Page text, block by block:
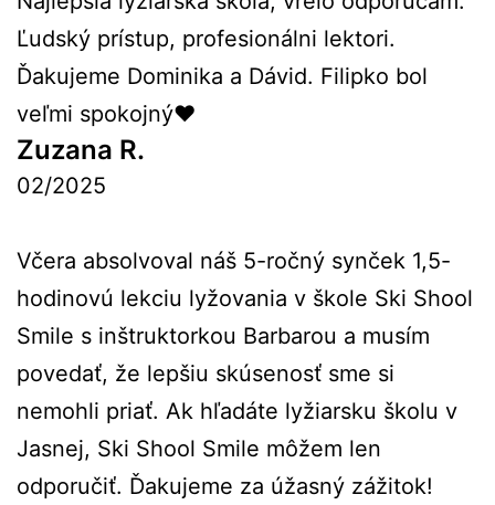
Ľudský prístup, profesionálni lektori.
Ďakujeme Dominika a Dávid. Filipko bol
veľmi spokojný❤️
Zuzana R.
02/2025
Včera absolvoval náš 5-ročný synček 1,5-
hodinovú lekciu lyžovania v škole Ski Shool
Smile s inštruktorkou Barbarou a musím
povedať, že lepšiu skúsenosť sme si
nemohli priať. Ak hľadáte lyžiarsku školu v
Jasnej, Ski Shool Smile môžem len
odporučiť. Ďakujeme za úžasný zážitok!